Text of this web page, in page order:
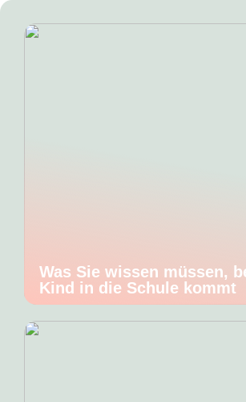
Was Sie wissen müssen,
Kind in die Schule kommt